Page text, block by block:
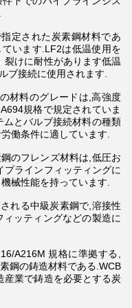
定された炭素鋼材料であ
います.LF2は低温使用を
裂けに耐性があります低温
ブ接続に使用されます.
材料のグレードは,高強度
規格で規定されていま
とバルブ接続材料の種類
働条件に適しています.
のフレンズ材料は,低圧お
プラインフィッティングに
械性能を持っています.
れる中級炭素鋼で,溶接性
ッティングなどの製造に
A216M 規格に準拠する,
鋼の鋳造材料である.WCB
産業で鋳造を必要とする炭